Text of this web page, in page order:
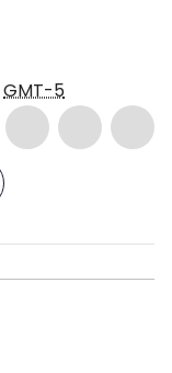
GMT-5